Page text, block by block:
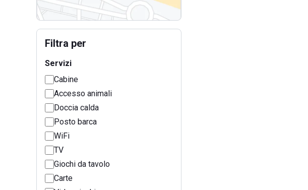
Filtra per
Servizi
Cabine
Accesso animali
Doccia calda
Posto barca
WiFi
TV
Giochi da tavolo
Carte